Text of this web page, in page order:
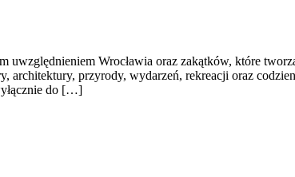
Wrocławia oraz zakątków, które
architektury, przyrody, wydarzeń, rekreacji oraz
do […]